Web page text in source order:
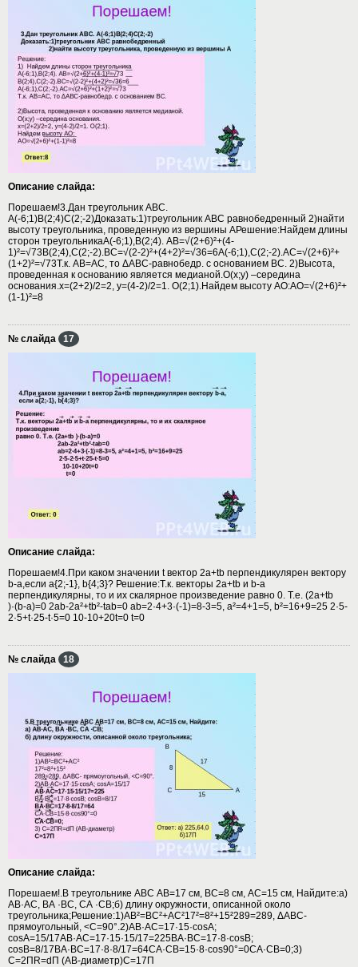
Описание слайда:
Порешаем!3.Дан треугольник АВС.
А(-6;1)В(2;4)С(2;-2)Доказать:1)треугольник АВС равнобедренный 2)найти
высоту треугольника, проведенную из вершины АРешение:Найдем длины
сторон треугольникаА(-6;1),В(2;4). АВ=√(2+6)²+(4-
1)²=√73В(2;4),С(2;-2).ВС=√(2-2)²+(4+2)²=√36=6А(-6;1),С(2;-2).АС=√(2+6)²+
(1+2)²=√73Т.к. АВ=АС, то ΔАВС-равнобедр. с основанием ВС. 2)Высота,
проведенная к основанию является медианой.О(х;у) –середина
основания.х=(2+2)/2=2, у=(4-2)/2=1. О(2;1).Найдем высоту АО:АО=√(2+6)²+
(1-1)²=8
№ слайда 17
Описание слайда:
Порешаем!4.При каком значении t вектор 2a+tb перпендикулярен вектору
b-a,если a{2;-1}, b{4;3}? Решение:Т.к. векторы 2а+tb и b-a
перпендикулярны, то и их скалярное произведение равно 0. Т.е. (2а+tb
)·(b-a)=0 2ab-2a²+tb²-tab=0 ab=2·4+3·(-1)=8-3=5, a²=4+1=5, b²=16+9=25 2·5-
2·5+t·25-t·5=0 10-10+20t=0 t=0
№ слайда 18
Описание слайда:
Порешаем!.В треугольнике АВС АВ=17 см, ВС=8 см, АС=15 см, Найдите:а)
АВ·АС, ВА ·ВС, СА ·СВ;б) длину окружности, описанной около
треугольника;Решение:1)АВ²=ВС²+АС²17²=8²+15²289=289, ΔАВС-
прямоугольный, <С=90°.2)АВ·АС=17·15·cosA;
cosA=15/17АВ·АС=17·15·15/17=225BA·BC=17·8·cosB;
cosB=8/17BA·BC=17·8·8/17=64CA·CB=15·8·cos90°=0CA·CB=0;3)
C=2ПR=dП (АВ-диаметр)С=17П